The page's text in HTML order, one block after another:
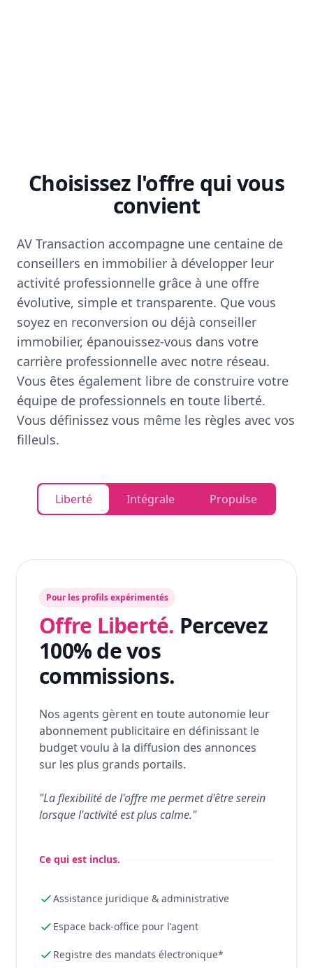
Choisissez l'offre qui vous
convient
AV Transaction accompagne une centaine de
conseillers en immobilier à développer leur
activité professionnelle grâce à une offre
évolutive, simple et transparente. Que vous
soyez en reconversion ou déjà conseiller
immobilier, épanouissez-vous dans votre
carrière professionnelle avec notre réseau.
Vous êtes également libre de construire votre
équipe de professionnels en toute liberté.
Vous définissez vous même les règles avec vos
filleuls.
Liberté Intégrale Propulse
Pour les profils expérimentés
Offre Liberté. Percevez
100% de vos
commissions.
Nos agents gèrent en toute autonomie leur
abonnement publicitaire en définissant le
budget voulu à la diffusion des annonces
sur les plus grands portails.
"La flexibilité de l'offre me permet d'être serein
lorsque l'activité est plus calme."
Ce qui est inclus.
Assistance juridique & administrative
Espace back-office pour l'agent
Registre des mandats électronique*